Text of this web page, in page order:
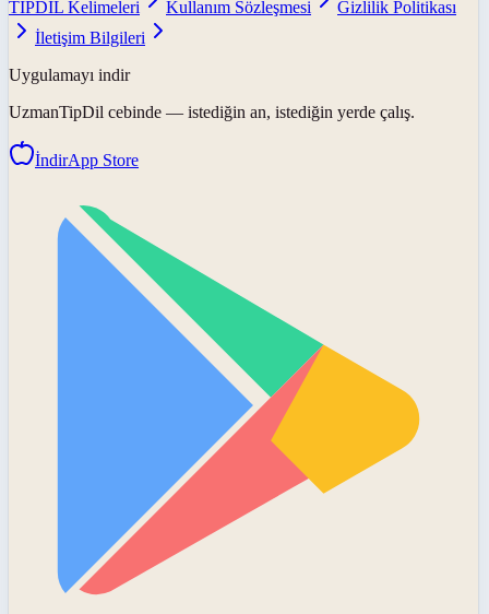
TIPDİL Kelimeleri
Kullanım Sözleşmesi
Gizlilik Politikası
İletişim Bilgileri
Uygulamayı indir
UzmanTipDil cebinde — istediğin an, istediğin yerde çalış.
İndirApp Store